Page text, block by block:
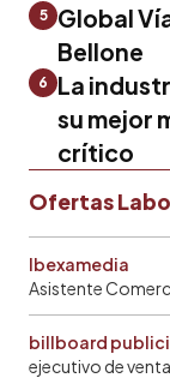
5
Global
Bellone
6
La
su mejor
crítico
Ofertas
Ibexamedia
Asistente
billboard
ejecutivo de